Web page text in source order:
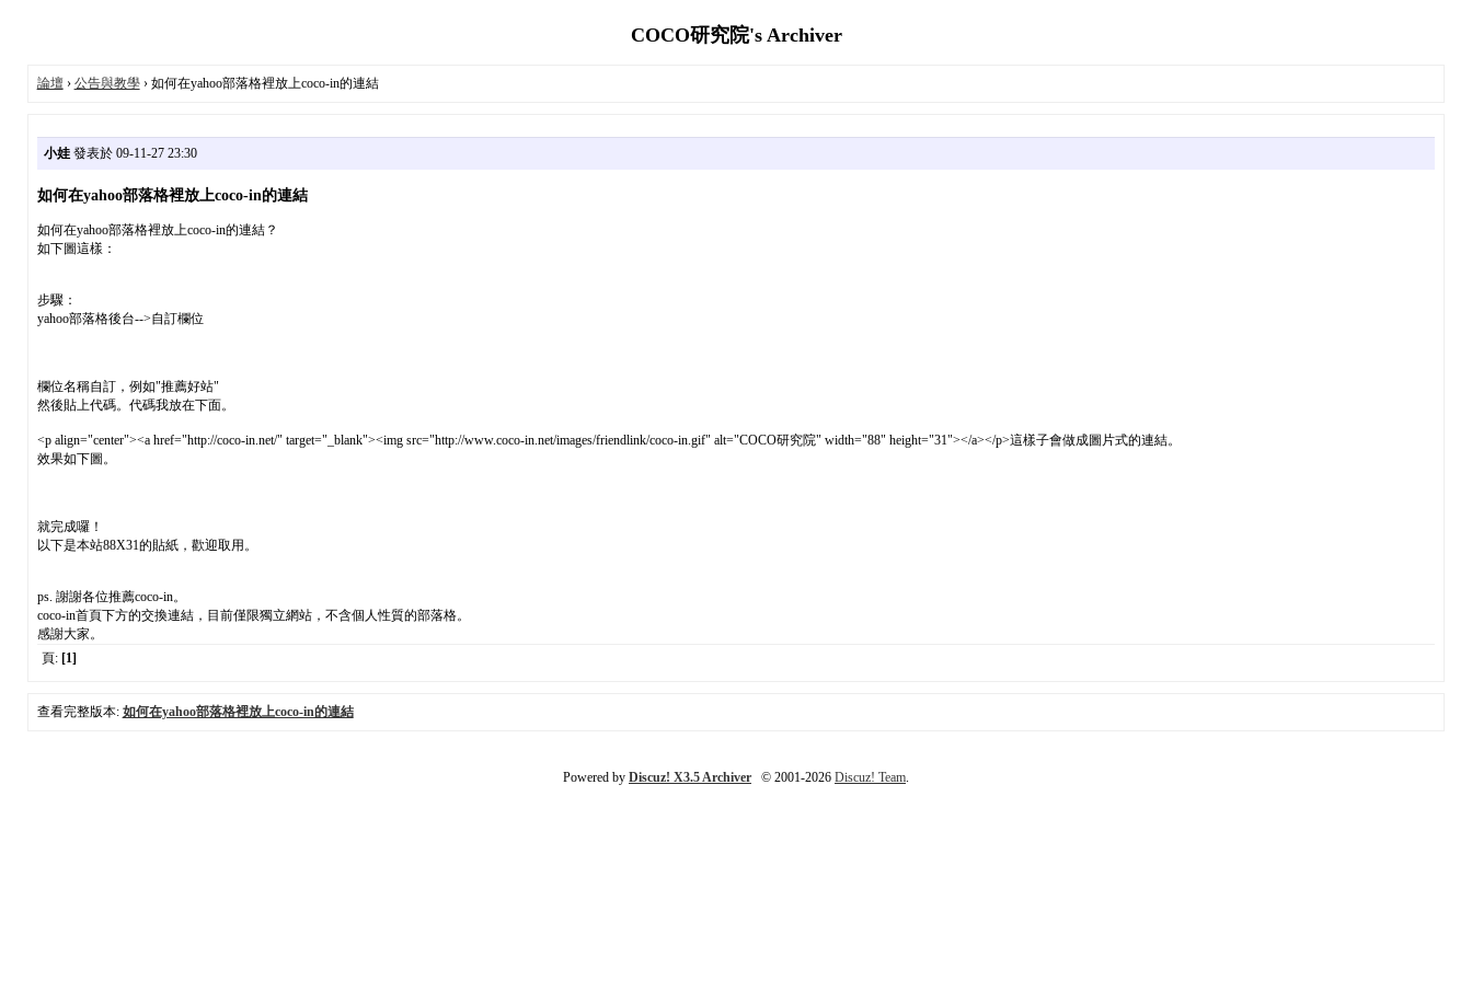
COCO研究院's Archiver
論壇› 公告與教學› 如何在yahoo部落格裡放上coco-in的連結
小娃發表於 09-11-27 23:30
如何在yahoo部落格裡放上coco-in的連結
如何在yahoo部落格裡放上coco-in的連結？
如下圖這樣：
步驟：
yahoo部落格後台-->自訂欄位
欄位名稱自訂，例如"推薦好站"
然後貼上代碼。代碼我放在下面。
<p align="center"><a href="http://coco-in.net/" target="_blank"><img src="http://www.coco-in.net/images/friendlink/coco-in.gif" alt="COCO研究院" width="88" height="31"></a></p>這樣子會做成圖片式的連結。
效果如下圖。
就完成囉！
以下是本站88X31的貼紙，歡迎取用。
ps. 謝謝各位推薦coco-in。
coco-in首頁下方的交換連結，目前僅限獨立網站，不含個人性質的部落格。
感謝大家。
頁: [1]
查看完整版本: 如何在yahoo部落格裡放上coco-in的連結
Powered by Discuz! X3.5 Archiver © 2001-2026 Discuz! Team.